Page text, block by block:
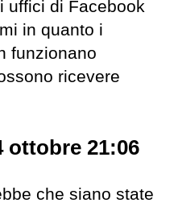
uffici di Facebook
in quanto i
funzionano
ricevere
ottobre 21:06
che siano state